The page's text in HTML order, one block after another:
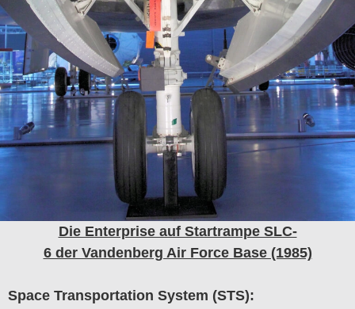
Die Enterprise auf Startrampe SLC-
6 der Vandenberg Air Force Base (1985)
Space Transportation System (STS):